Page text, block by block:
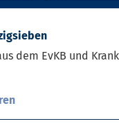
dem EvKB und